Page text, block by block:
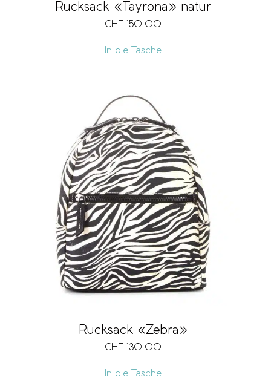
Rucksack «Tayrona» natur
CHF 150.00
In die Tasche
Rucksack «Zebra»
CHF 130.00
In die Tasche